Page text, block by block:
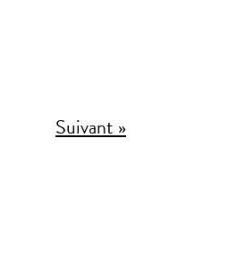
Suivant »